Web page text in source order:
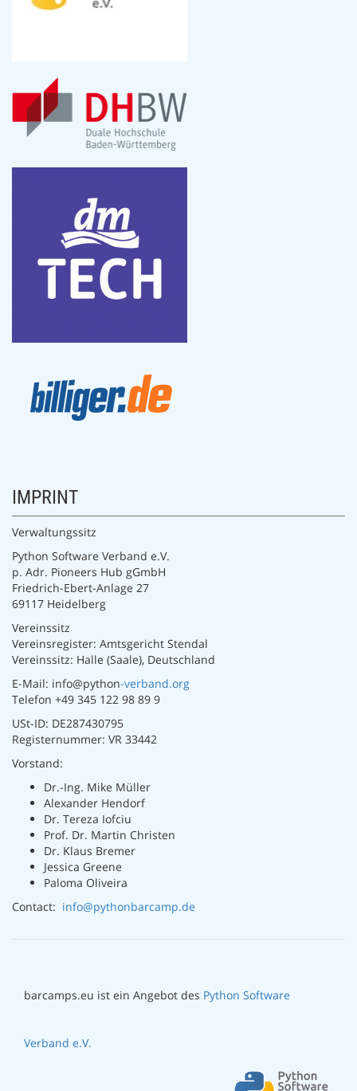
IMPRINT
Verwaltungssitz
Python Software Verband e.V.
p. Adr. Pioneers Hub gGmbH
Friedrich-Ebert-Anlage 27
69117 Heidelberg
Vereinssitz
Vereinsregister: Amtsgericht Stendal
Vereinssitz: Halle (Saale), Deutschland
E-Mail: info@python-verband.org
Telefon +49 345 122 98 89 9
USt-ID: DE287430795
Registernummer: VR 33442
Vorstand:
Dr.-Ing. Mike Müller
Alexander Hendorf
Dr. Tereza Iofciu
Prof. Dr. Martin Christen
Dr. Klaus Bremer
Jessica Greene
Paloma Oliveira
Contact: info@pythonbarcamp.de
barcamps.eu ist ein Angebot des Python Software
Verband e.V.